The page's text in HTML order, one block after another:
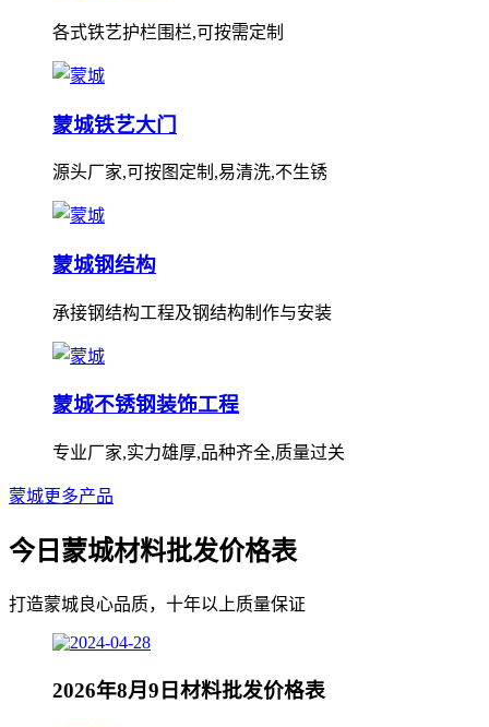
各式铁艺护栏围栏,可按需定制
蒙城铁艺大门
源头厂家,可按图定制,易清洗,不生锈
蒙城钢结构
承接钢结构工程及钢结构制作与安装
蒙城不锈钢装饰工程
专业厂家,实力雄厚,品种齐全,质量过关
蒙城更多产品
今日蒙城材料批发价格表
打造蒙城良心品质，十年以上质量保证
2026年8月9日材料批发价格表